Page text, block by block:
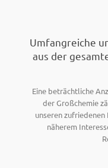
Umfangreiche
aus der
Eine beträchtliche
der Großchemie
unseren
näherem